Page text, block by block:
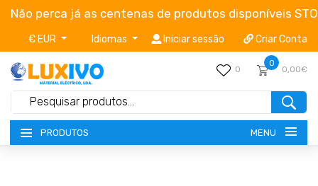
Não perca já as centenas de produtos disponíveis
€ EUR Idiomas Iniciar sessão Criar Conta
0
0
0,00€
PRODUTOS MENU